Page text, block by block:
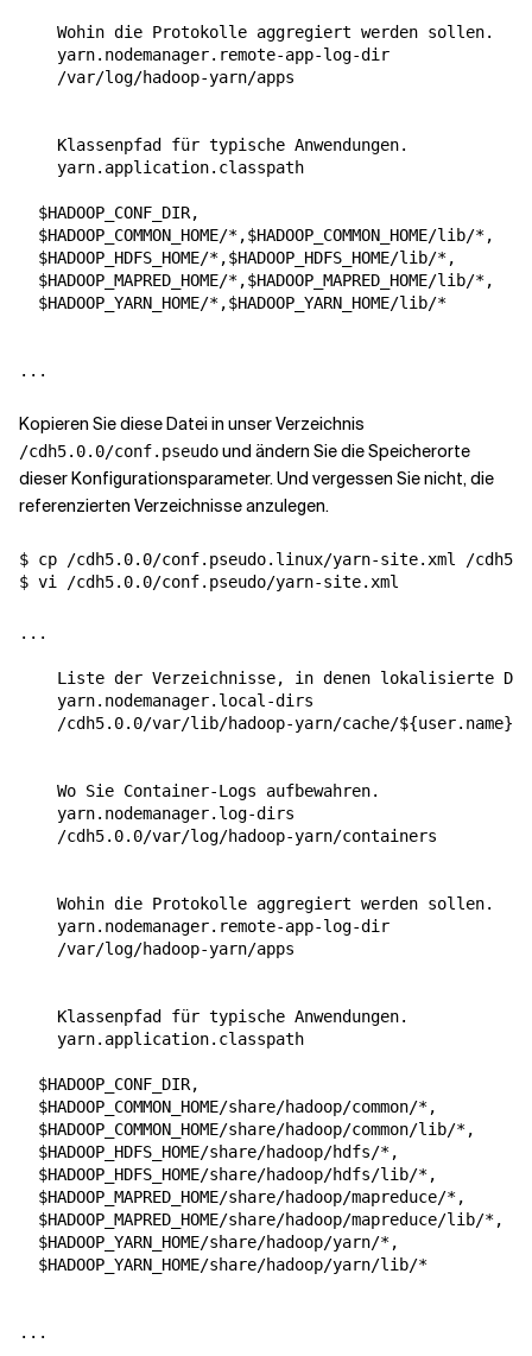
Wohin die Protokolle aggregiert werden sollen.
yarn.nodemanager.remote-app-log-dir
/var/log/hadoop-yarn/apps
Klassenpfad für typische Anwendungen.
yarn.application.classpath
  $HADOOP_CONF_DIR,
  $HADOOP_COMMON_HOME/*,$HADOOP_COMMON_HOME/lib/*,
  $HADOOP_HDFS_HOME/*,$HADOOP_HDFS_HOME/lib/*,
  $HADOOP_MAPRED_HOME/*,$HADOOP_MAPRED_HOME/lib/*,
  $HADOOP_YARN_HOME/*,$HADOOP_YARN_HOME/lib/*
Kopieren Sie diese Datei in unser Verzeichnis
/cdh5.0.0/conf.pseudound ändern Sie die Speicherorte
dieser Konfigurationsparameter. Und vergessen Sie nicht, die
referenzierten Verzeichnisse anzulegen.
$ cp /cdh5.0.0/conf.pseudo.linux/yarn-site.xml /
Liste der Verzeichnisse, in denen lokalisierte
yarn.nodemanager.local-dirs
/cdh5.0.0/var/lib/hadoop-yarn/cache/
Wo Sie Container-Logs aufbewahren.
yarn.nodemanager.log-dirs
/cdh5.0.0/var/log/hadoop-yarn/containers
Wohin die Protokolle aggregiert werden sollen.
yarn.nodemanager.remote-app-log-dir
/var/log/hadoop-yarn/apps
Klassenpfad für typische Anwendungen.
yarn.application.classpath
  $HADOOP_CONF_DIR,
  $HADOOP_COMMON_HOME/share/hadoop/common/*,
  $HADOOP_COMMON_HOME/share/hadoop/common/lib/*,
  $HADOOP_HDFS_HOME/share/hadoop/hdfs/*,
  $HADOOP_HDFS_HOME/share/hadoop/hdfs/lib/*,
  $HADOOP_MAPRED_HOME/share/hadoop/mapreduce/*,
  $HADOOP_MAPRED_HOME/share/hadoop/mapreduce/lib/*,
  $HADOOP_YARN_HOME/share/hadoop/yarn/*,
  $HADOOP_YARN_HOME/share/hadoop/yarn/lib/*